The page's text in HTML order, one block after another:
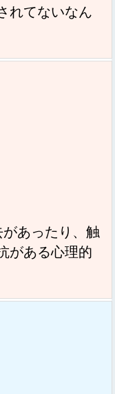
れてないなん
あったり、触
がある心理的